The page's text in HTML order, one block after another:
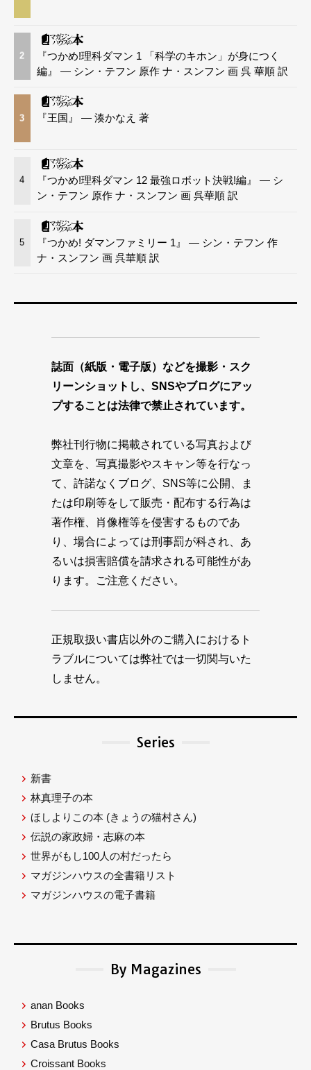
2
『つかめ!理科ダマン 1 「科学のキホン」が身につく
編』 — シン・テフン 原作 ナ・スンフン 画 呉 華順 訳
3 『王国』 — 湊かなえ 著
4
『つかめ!理科ダマン 12 最強ロボット決戦!編』 — シ
ン・テフン 原作 ナ・スンフン 画 呉華順 訳
5
『つかめ! ダマンファミリー 1』 — シン・テフン 作
ナ・スンフン 画 呉華順 訳
誌面（紙版・電子版）などを撮影・スク
リーンショットし、SNSやブログにアッ
プすることは法律で禁止されています。
弊社刊行物に掲載されている写真および
文章を、写真撮影やスキャン等を行なっ
て、許諾なくブログ、SNS等に公開、ま
たは印刷等をして販売・配布する行為は
著作権、肖像権等を侵害するものであ
り、場合によっては刑事罰が科され、あ
るいは損害賠償を請求される可能性があ
ります。ご注意ください。
正規取扱い書店以外のご購入におけるト
ラブルについては弊社では一切関与いた
しません。
Series
新書
林真理子の本
ほしよりこの本 (きょうの猫村さん)
伝説の家政婦・志麻の本
世界がもし100人の村だったら
マガジンハウスの全書籍リスト
マガジンハウスの電子書籍
By Magazines
anan Books
Brutus Books
Casa Brutus Books
Croissant Books